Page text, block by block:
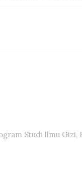
Studi Ilmu Gizi,